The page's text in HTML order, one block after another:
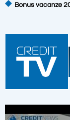
Bonus vacanze